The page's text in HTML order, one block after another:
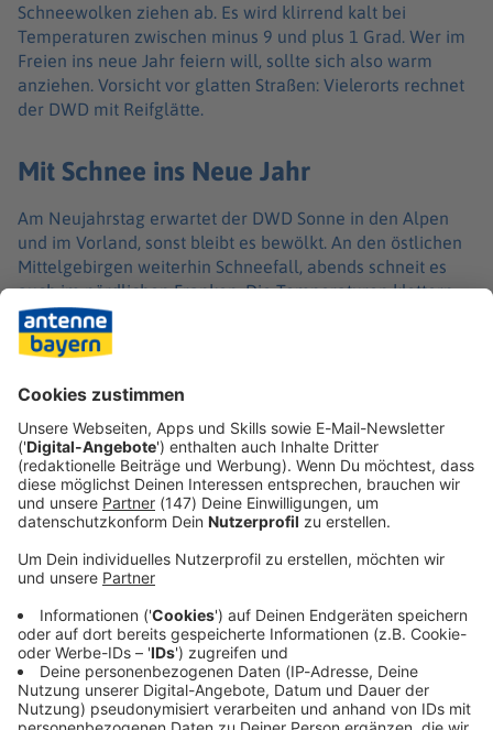
Schneewolken ziehen ab. Es wird klirrend kalt bei
Temperaturen zwischen minus 9 und plus 1 Grad. Wer im
Freien ins neue Jahr feiern will, sollte sich also warm
anziehen. Vorsicht vor glatten Straßen: Vielerorts rechnet
der DWD mit Reifglätte.
Mit Schnee ins Neue Jahr
Am Neujahrstag erwartet der DWD Sonne in den Alpen
und im Vorland, sonst bleibt es bewölkt. An den östlichen
Mittelgebirgen weiterhin Schneefall, abends schneit es
auch im nördlichen Franken. Die Temperaturen klettern
auf 0 bis plus 5 Grad. Es zieht Wind auf – und der bleibt:
Die kommenden Tage soll es windig und grau werden, so
der DWD. In den ersten Januartagen ist gebietsweise
weiterhin mit Schnee und Glätte zu rechnen.